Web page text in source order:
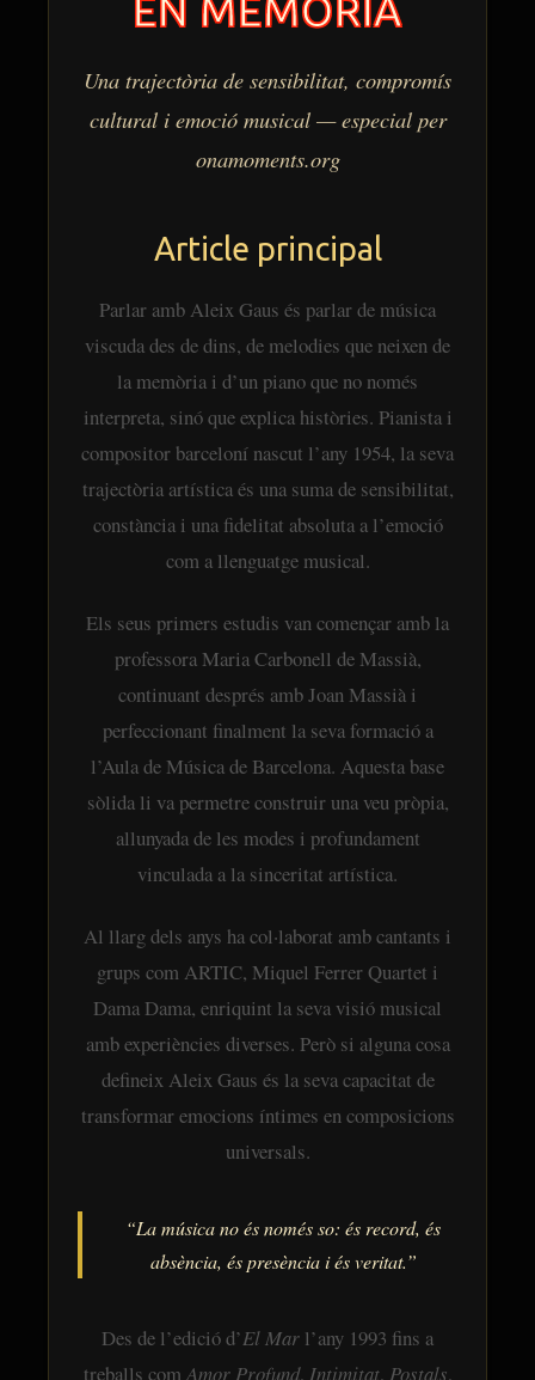
EN MEMÒRIA
Una trajectòria de sensibilitat, compromís
cultural i emoció musical — especial per
onamoments.org
Article principal
Parlar amb Aleix Gaus és parlar de música
viscuda des de dins, de melodies que neixen de
la memòria i d’un piano que no només
interpreta, sinó que explica històries. Pianista i
compositor barceloní nascut l’any 1954, la seva
trajectòria artística és una suma de sensibilitat,
constància i una fidelitat absoluta a l’emoció
com a llenguatge musical.
Els seus primers estudis van començar amb la
professora Maria Carbonell de Massià,
continuant després amb Joan Massià i
perfeccionant finalment la seva formació a
l’Aula de Música de Barcelona. Aquesta base
sòlida li va permetre construir una veu pròpia,
allunyada de les modes i profundament
vinculada a la sinceritat artística.
Al llarg dels anys ha col·laborat amb cantants i
grups com ARTIC, Miquel Ferrer Quartet i
Dama Dama, enriquint la seva visió musical
amb experiències diverses. Però si alguna cosa
defineix Aleix Gaus és la seva capacitat de
transformar emocions íntimes en composicions
universals.
“La música no és només so: és record, és
absència, és presència i és veritat.”
Des de l’edició d’El Mar l’any 1993 fins a
treballs comAmor Profund, Intimitat, Postals,